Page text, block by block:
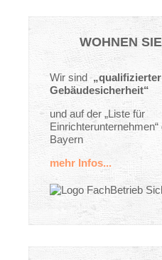
WOHNEN SIE
Wir sind
Gebäudesicherheit“
und auf der „Liste für
Bayern
mehr Infos...